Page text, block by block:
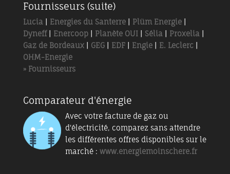
Fournisseurs (suite)
Lucia Energies du Santerre| Plüm Energie|
Dyneff| Enercoop| Planète OUI| Sélia Proxelia
Gaz de Bordeaux| GEG| EDF| Engie| E. Leclerc|
OHM-Energie
» Fournisseurs
Comparateur d'énergie
Avec votre facture de gaz ou
d'électricité, comparez sans attendre
les différentes offres disponibles sur le
marché : www.energiemoinschere.fr